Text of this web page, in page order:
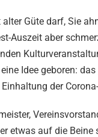
alter Güte darf, Sie
Auszeit aber
eine Idee geboren:
der
etwas auf die Beine